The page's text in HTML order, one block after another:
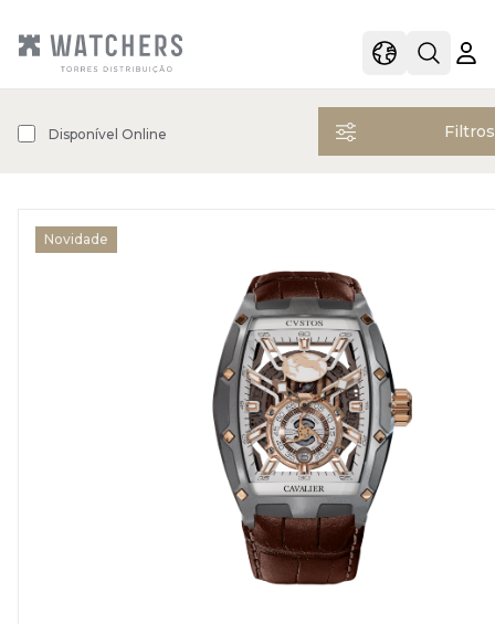
viewOpen
Disponível Online Open filters Filtros
Novidade